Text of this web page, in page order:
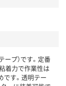
プ）です。定番
着力で作業性は
です。透明テー